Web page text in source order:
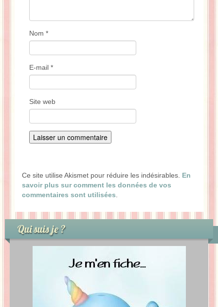
Nom *
E-mail *
Site web
Ce site utilise Akismet pour réduire les indésirables. En
savoir plus sur comment les données de vos
commentaires sont utilisées
Qui suis je ?